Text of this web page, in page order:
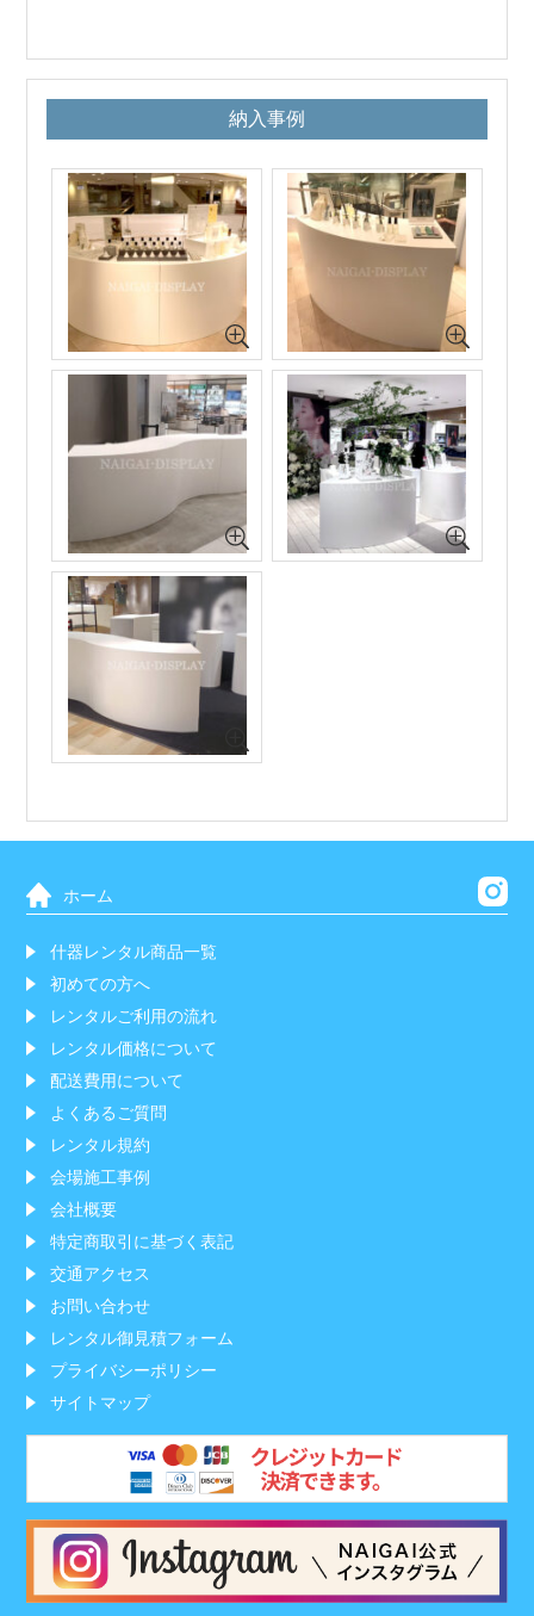
納入事例
ホーム
什器レンタル商品一覧
初めての方へ
レンタルご利用の流れ
レンタル価格について
配送費用について
よくあるご質問
レンタル規約
会場施工事例
会社概要
特定商取引に基づく表記
交通アクセス
お問い合わせ
レンタル御見積フォーム
プライバシーポリシー
サイトマップ